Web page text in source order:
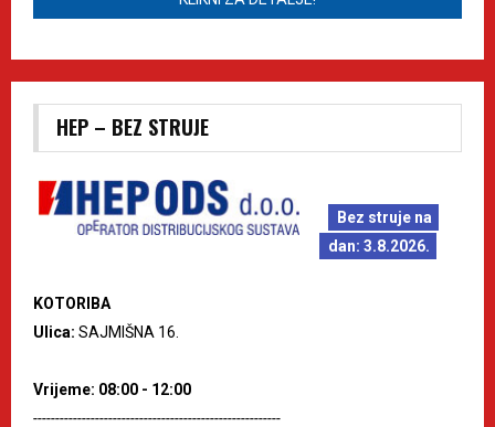
HEP – BEZ STRUJE
Bez struje na
dan: 3.8.2026.
KOTORIBA
Ulica: SAJMIŠNA 16.
Vrijeme: 08:00 - 12:00
--------------------------------------------------------